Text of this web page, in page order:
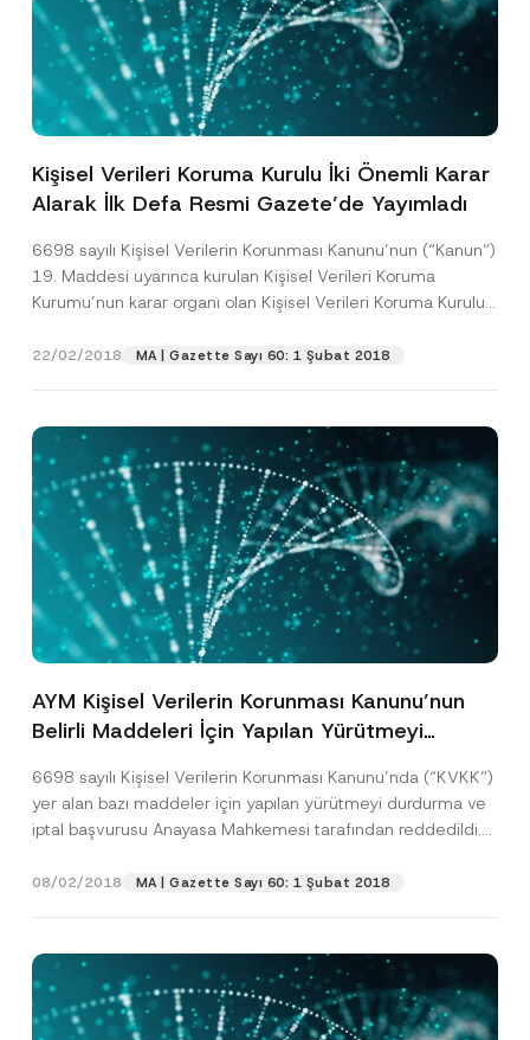
Kişisel Verileri Koruma Kurulu İki Önemli Karar
Alarak İlk Defa Resmi Gazete’de Yayımladı
6698 sayılı Kişisel Verilerin Korunması Kanunu’nun (“Kanun”)
19. Maddesi uyarınca kurulan Kişisel Verileri Koruma
Kurumu’nun karar organı olan Kişisel Verileri Koruma Kurulu
22/02/2018 MA | Gazette Sayı 60: 1 Şubat 2018
AYM Kişisel Verilerin Korunması Kanunu’nun
Belirli Maddeleri İçin Yapılan Yürütmeyi
6698 sayılı Kişisel Verilerin Korunması Kanunu’nda (“KVKK”)
yer alan bazı maddeler için yapılan yürütmeyi durdurma ve
iptal başvurusu Anayasa Mahkemesi tarafından reddedildi.
08/02/2018 MA | Gazette Sayı 60: 1 Şubat 2018